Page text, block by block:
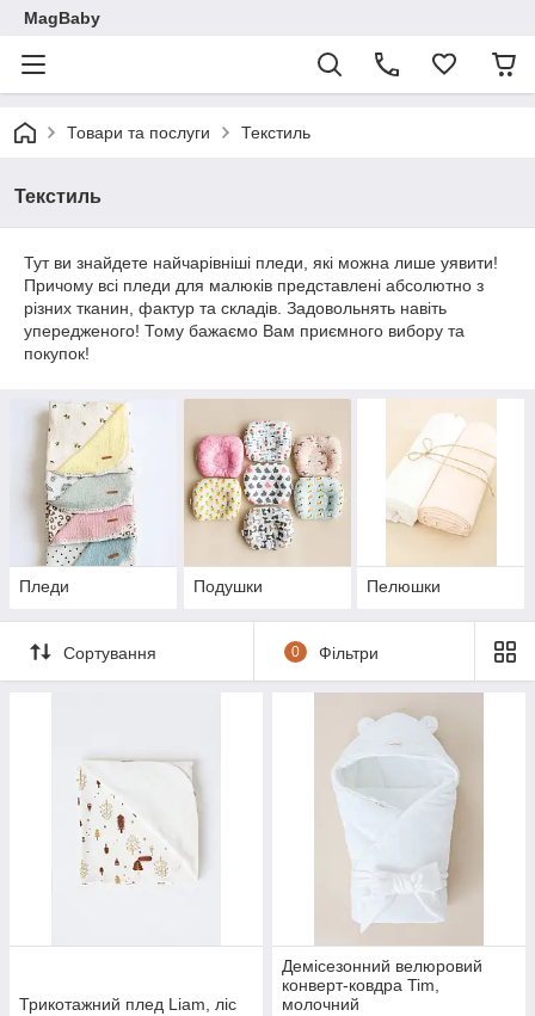
MagBaby
Товари та послуги Текстиль
Текстиль
Тут ви знайдете найчарівніші пледи, які можна лише уявити!
Причому всі пледи для малюків представлені абсолютно з
різних тканин, фактур та складів. Задовольнять навіть
упередженого! Тому бажаємо Вам приємного вибору та
покупок!
Пледи Подушки Пелюшки
Сортування 0 Фільтри
Трикотажний плед Liam, ліс
Демісезонний велюровий
конверт-ковдра Tim,
молочний